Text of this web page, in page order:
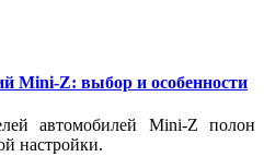
Mini-Z: выбор и особенности
автомобилей Mini-Z полон
настройки.